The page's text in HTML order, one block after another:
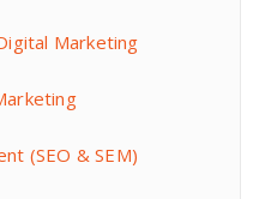
Marketing
(SEO & SEM)